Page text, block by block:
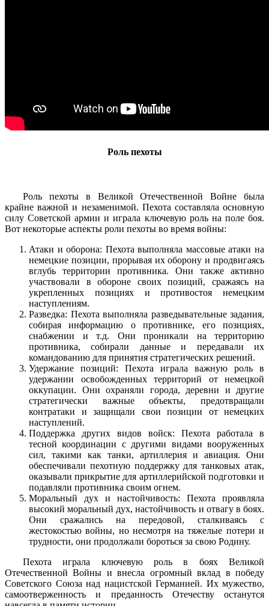
Роль пехоты
Роль пехоты в Великой Отечественной Войне была
крайне важной и незаменимой. Пехота составляла основную
силу Советской армии и играла ключевую роль на поле боя.
Вот некоторые аспекты роли пехоты во время войны:
Атаки и оборона: Пехота выполняла массовые атаки на
немецкие позиции, прорывая их оборону и продвигаясь
вглубь территории противника. Они также активно
участвовали в обороне своих позиций, сражаясь на
укрепленных позициях и противостоя немецким
наступлениям.
Разведка: Пехота выполняла разведывательные задания,
собирая информацию о противнике, его позициях,
снабжении и т.д. Они проникали на территорию
противника, собирали данные и передавали их
командованию для принятия стратегических решений.
Удержание позиций: Пехота играла важную роль в
удержании освобожденных территорий от немецкой
оккупации. Они охраняли города, деревни и другие
стратегически важные объекты, предотвращали
контратаки и защищали свои позиции от немецких
наступлений.
Поддержка других видов войск: Пехота работала в
тесной координации с другими видами вооруженных
сил, такими как танки, артиллерия и авиация. Они
обеспечивали пехотную поддержку для танковых атак,
оказывали прикрытие для артиллерийской подготовки и
подавляли противника своим огнем.
Моральный дух и настойчивость: Пехота проявляла
высокий моральный дух, настойчивость и отвагу в боях.
Они сражались на передовой, сталкиваясь с
жестокостью войны, но несмотря на тяжелые потери и
трудности, они продолжали бороться за свою Родину.
Пехота играла ключевую роль в боях Великой
Отечественной Войны и внесла огромный вклад в победу
Советского Союза над нацистской Германией. Их мужество,
самоотверженность и преданность Отечеству останутся